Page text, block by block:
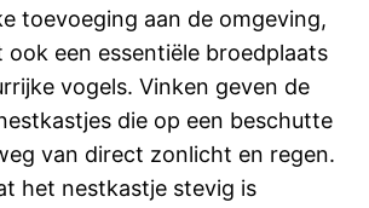
toevoeging aan de omgeving,
ook een essentiële broedplaats
vogels. Vinken geven de
die op een beschutte
van direct zonlicht en regen.
het nestkastje stevig is